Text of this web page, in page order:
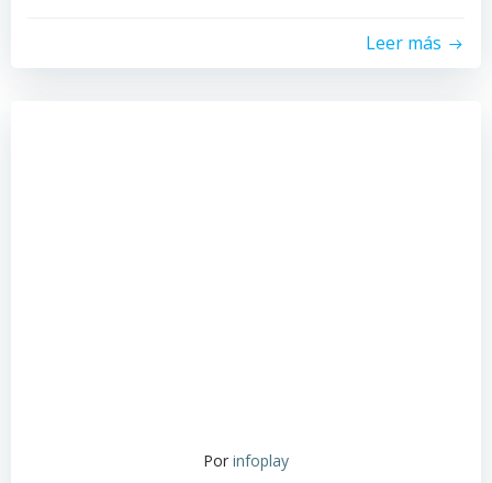
Leer más
Por infoplay